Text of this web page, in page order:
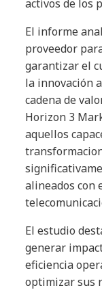
activos de los
El informe
proveedor
garantizar el
la innovación
cadena de
Horizon 3
aquellos
alineados con
El estudio
generar
eficiencia
optimizar sus